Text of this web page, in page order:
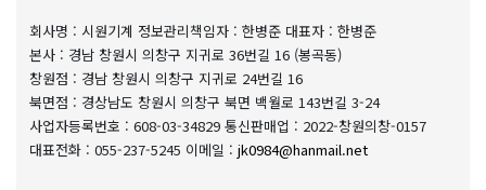
회사명 : 시원기계 정보관리책임자 : 한병준 대표자 : 한병준
본사 : 경남 창원시 의창구 지귀로 36번길 16 (봉곡동)
창원점 : 경남 창원시 의창구 지귀로 24번길 16
북면점 : 경상남도 창원시 의창구 북면 백월로 143번길 3-24
사업자등록번호 : 608-03-34829 통신판매업 : 2022-창원의창-0157
대표전화 : 055-237-5245 이메일 : jk0984@hanmail.net